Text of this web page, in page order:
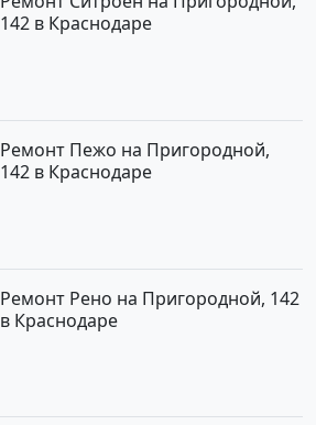
142 в Краснодаре
Ремонт Пежо на Пригородной,
142 в Краснодаре
Ремонт Рено на Пригородной, 142
в Краснодаре